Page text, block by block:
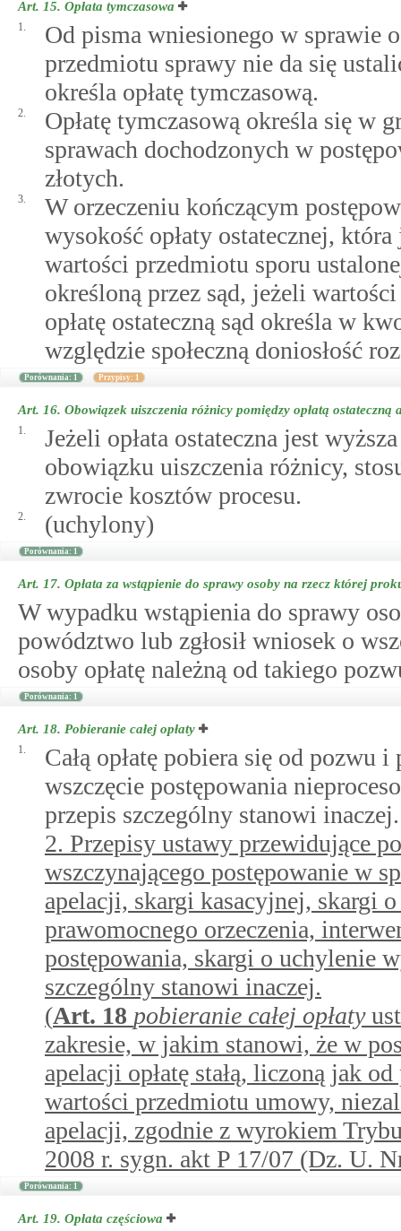
Art. 15. Opłata tymczasowa
1.
Od pisma wniesionego w sprawie
przedmiotu sprawy nie da się
określa opłatę tymczasową.
2.
Opłatę tymczasową określa się w
sprawach dochodzonych w
złotych.
3.
W orzeczeniu kończącym
wysokość opłaty ostatecznej,
wartości przedmiotu sporu
określoną przez sąd, jeżeli
opłatę ostateczną sąd określa w
względzie społeczną doniosłość
Porównania: 1 Przypisy: 1
Art. 16. Obowiązek uiszczenia różnicy pomiędzy opłatą ostateczną
1.
Jeżeli opłata ostateczna jest
obowiązku uiszczenia różnicy,
zwrocie kosztów procesu.
2. (uchylony)
Porównania: 1
Art. 17. Opłata za wstąpienie do sprawy osoby na rzecz której
W wypadku wstąpienia do sprawy
powództwo lub zgłosił wniosek o
osoby opłatę należną od takiego
Porównania: 1
Art. 18. Pobieranie całej opłaty
1.
Całą opłatę pobiera się od pozwu
wszczęcie postępowania
przepis szczególny stanowi inaczej.
2. Przepisy ustawy przewidujące
wszczynającego postępowanie w
apelacji, skargi kasacyjnej, skargi
prawomocnego orzeczenia,
postępowania, skargi o uchylenie
szczególny stanowi inaczej.
(Art. 18 pobieranie całej opłaty
zakresie, w jakim stanowi, że w
apelacji opłatę stałą, liczoną jak
wartości przedmiotu umowy,
apelacji, zgodnie z wyrokiem
2008 r. sygn. akt P 17/07 (Dz. U.
Porównania: 1
Art. 19. Opłata częściowa